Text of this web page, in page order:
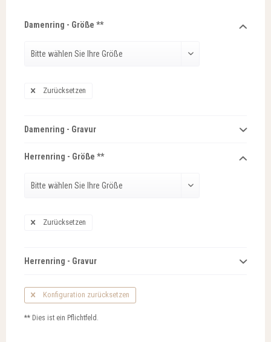
Damenring - Größe **
Zurücksetzen
Damenring - Gravur
Herrenring - Größe **
Zurücksetzen
Herrenring - Gravur
Konfiguration zurücksetzen
** Dies ist ein Pflichtfeld.